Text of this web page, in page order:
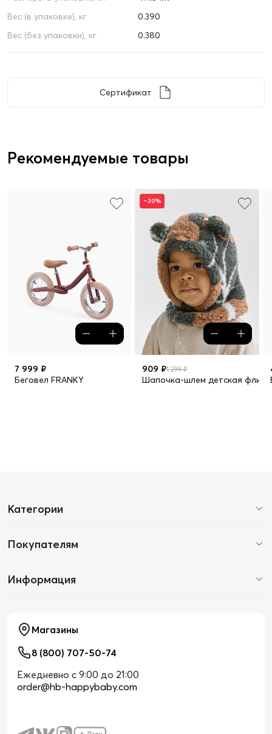
Вес (в упаковке), кг
0.390
Вес (без упаковки), кг
0.380
Сертификат
Рекомендуемые товары
7 999 ₽
Беговел FRANKY
–30%
909 ₽1 299 ₽
Шапочка-шлем детская
Категории
Покупателям
Информация
Магазины
8 (800) 707-50-74
Ежедневно с 9:00 до 21:00
order@hb-happybaby.com